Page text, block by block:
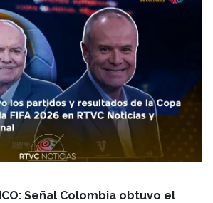
Señal Colombia obtuvo el